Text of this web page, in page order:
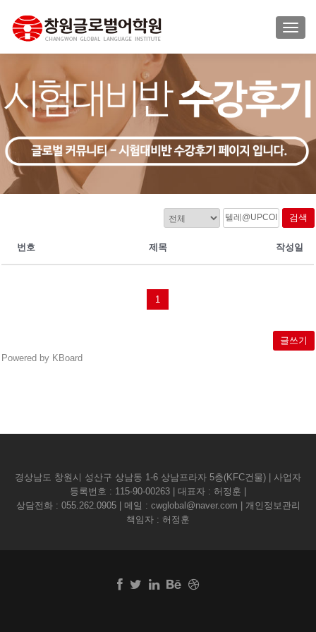
검색
번호 제목 작성일
1
글쓰기
Powered by KBoard
경상남도 창원시 성산구 상남동 1-6 상남프라자 5층(KFC건물) | 사업자
등록번호 : 115-90-00263 | 대표자 : 허정훈 |
상담전화 : 055.262.0905| 메일 : cwglobal@naver.com | 개인정보관리
책임자 : 허정훈